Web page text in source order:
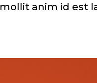
mollit anim id est